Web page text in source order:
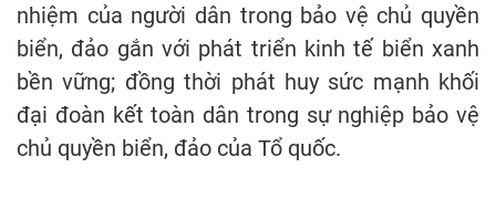
nhiệm của người dân trong bảo vệ chủ quyền
biển, đảo gắn với phát triển kinh tế biển xanh
bền vững; đồng thời phát huy sức mạnh khối
đại đoàn kết toàn dân trong sự nghiệp bảo vệ
chủ quyền biển, đảo của Tổ quốc.